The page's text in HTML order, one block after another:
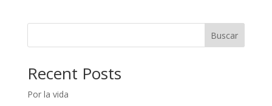
Buscar
Recent Posts
Por la vida